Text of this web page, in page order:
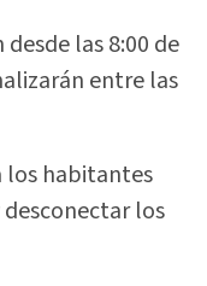
las 8:00 de
entre las
los habitantes
los